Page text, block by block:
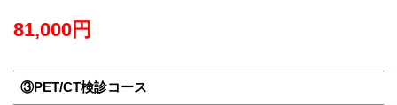
81,000円
③PET/CT検診コース